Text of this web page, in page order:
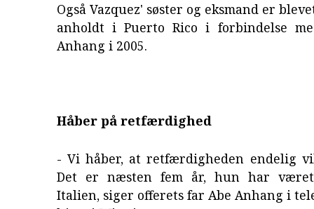
Også Vazquez' søster og eksmand er
anholdt i Puerto Rico i forbindelse
Anhang i 2005.
Håber på retfærdighed
- Vi håber, at retfærdigheden endelig
Det er næsten fem år, hun har
Italien, siger offerets far Abe Anhang i